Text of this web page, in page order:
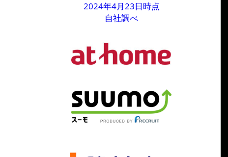
2024年4月23日時点
自社調べ